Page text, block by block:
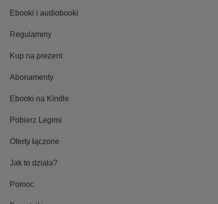
Ebooki i audiobooki
Regulaminy
Kup na prezent
Abonamenty
Ebooki na Kindle
Pobierz Legimi
Oferty łączone
Jak to działa?
Pomoc